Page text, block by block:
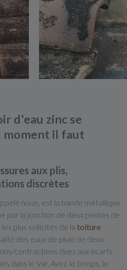
d'eau zinc se
moment il faut
aux plis,
discrètes
noue, est la bande métallique
par la jonction de deux pentes de
plus sollicités de la toiture
des eaux de pluie de deux
contractions dues aux écarts
dans le Var. Avec le temps, le